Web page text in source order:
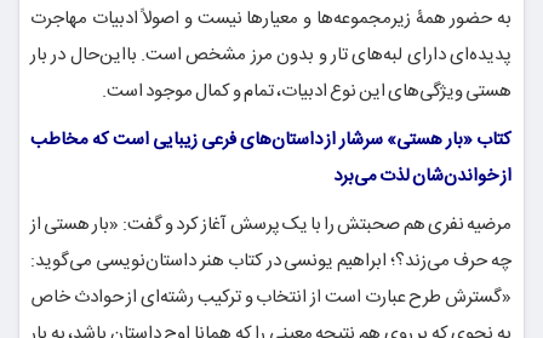
به حضور همۀ زیرمجموعه‌ها و معیارها نیست و اصولاً ادبیات مهاجرت
پدیده‌ای دارای لبه‌های تار و بدون مرز مشخص است. بااین‌حال در بار
هستی ویژگی‌های این نوع ادبیات، تمام و کمال موجود است.
کتاب «بار هستی» سرشار از داستان‌های فرعی زیبایی است که مخاطب
از خواندن‌شان لذت می‌برد
مرضیه نفری هم صحبتش را با یک پرسش آغاز کرد و گفت: «بار هستی از
چه حرف می‌زند؟؛ ابراهیم یونسی در کتاب هنر داستان‌نویسی می‌گوید:
«گسترش طرح عبارت است از انتخاب و ترکیب رشته‌ای از حوادث خاص